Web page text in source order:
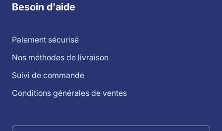
Besoin d'aide
Paiement sécurisé
Nos méthodes de livraison
Suivi de commande
Conditions générales de ventes